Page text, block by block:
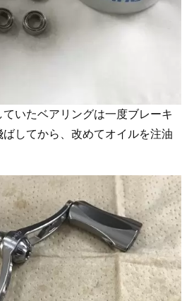
いたベアリングは一度ブレーキ
してから、改めてオイルを注油